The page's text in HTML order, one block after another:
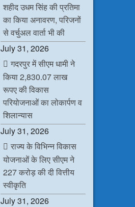
शहीद उधम सिंह की प्रतिमा
का किया अनावरण, परिजनों
से वर्चुअल वार्ता भी की
July 31, 2026
गदरपुर में सीएम धामी ने
किया 2,830.07 लाख
रूपए की विकास
परियोजनाओं का लोकार्पण व
शिलान्यास
July 31, 2026
राज्य के विभिन्न विकास
योजनाओं के लिए सीएम ने
227 करोड़ की दी वित्तीय
स्वीकृति
July 31, 2026